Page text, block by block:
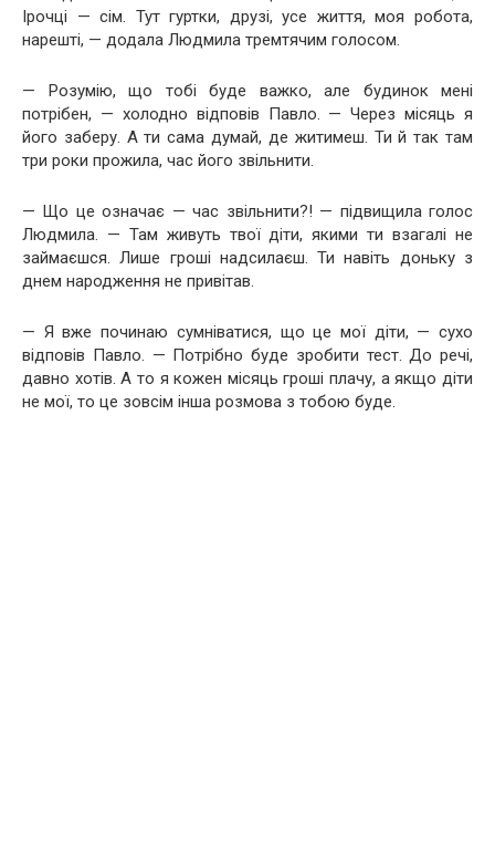
Ірочці — сім. Тут гуртки, друзі, усе життя, моя робота,
нарешті, — додала Людмила тремтячим голосом.
— Розумію, що тобі буде важко, але будинок мені
потрібен, — холодно відповів Павло. — Через місяць я
його заберу. А ти сама думай, де житимеш. Ти й так там
три роки прожила, час його звільнити.
— Що це означає — час звільнити?! — підвищила голос
Людмила. — Там живуть твої діти, якими ти взагалі не
займаєшся. Лише гроші надсилаєш. Ти навіть доньку з
днем народження не привітав.
— Я вже починаю сумніватися, що це мої діти, — сухо
відповів Павло. — Потрібно буде зробити тест. До речі,
давно хотів. А то я кожен місяць гроші плачу, а якщо діти
не мої, то це зовсім інша розмова з тобою буде.